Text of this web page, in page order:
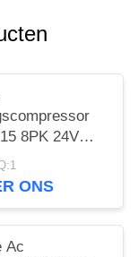
8PK 24V
SK-8
ONS
Ac